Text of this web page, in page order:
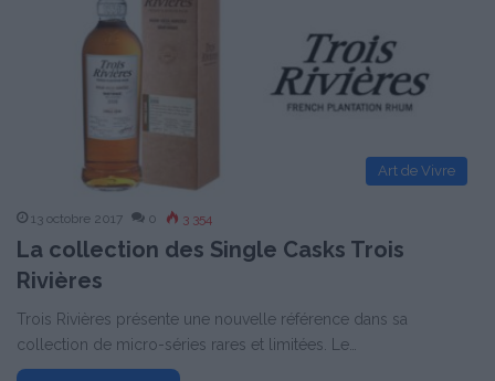
Art de Vivre
13 octobre 2017 0 3 354
La collection des Single Casks Trois
Rivières
Trois Rivières présente une nouvelle référence dans sa
collection de micro-séries rares et limitées. Le…